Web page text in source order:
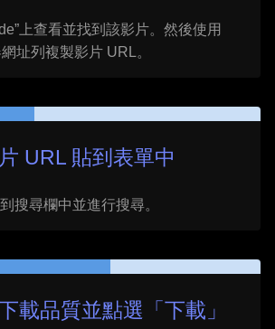
”上查看並找到該影片。然後使用
址列複製影片 URL。
URL 貼到表單中
搜尋欄中並進行搜尋。
載品質並點選「下載」